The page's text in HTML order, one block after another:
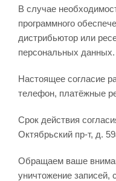
В случае
программного
дистрибьютор или
персональных данных.
Настоящее согласие
телефон, платёжные
Срок действия
Октябрьский пр-т, д.
Обращаем ваше
уничтожение